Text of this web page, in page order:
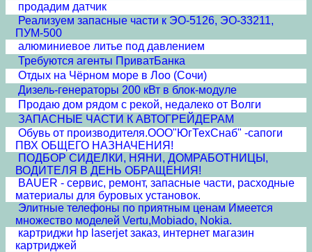
продадим датчик
Реализуем запасные части к ЭО-5126, ЭО-33211,
ПУМ-500
алюминиевое литье под давлением
Требуются агенты ПриватБанка
Отдых на Чёрном море в Лоо (Сочи)
Дизель-генераторы 200 кВт в блок-модуле
Продаю дом рядом с рекой, недалеко от Волги
ЗАПАСНЫЕ ЧАСТИ К АВТОГРЕЙДЕРАМ
Обувь от производителя.ООО"ЮгТехСнаб" -сапоги
ПВХ ОБЩЕГО НАЗНАЧЕНИЯ!
ПОДБОР СИДЕЛКИ, НЯНИ, ДОМРАБОТНИЦЫ,
ВОДИТЕЛЯ В ДЕНЬ ОБРАЩЕНИЯ!
BAUER - сервис, ремонт, запасные части, расходные
материалы для буровых установок.
Элитные телефоны по приятным ценам Имеется
множество моделей Vertu,Mobiado, Nokia.
картриджи hp laserjet заказ, интернет магазин
картриджей